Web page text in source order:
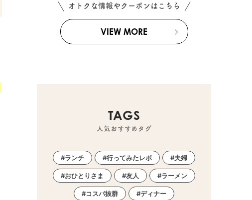
オトクな情報やクーポンはこちら
VIEW MORE
TAGS
人気おすすめタグ
ランチ 行ってみたレポ 夫婦
おひとりさま 友人 ラーメン
コスパ抜群 ディナー